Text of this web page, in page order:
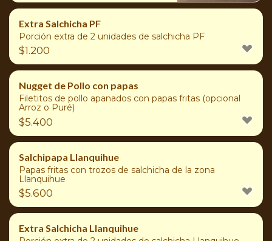
Extra Salchicha PF
Porción extra de 2 unidades de salchicha PF
$1.200
Nugget de Pollo con papas
Filetitos de pollo apanados con papas fritas (opcional
Arroz o Puré)
$5.400
Salchipapa Llanquihue
Papas fritas con trozos de salchicha de la zona
Llanquihue
$5.600
Extra Salchicha Llanquihue